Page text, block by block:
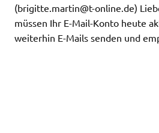
(brigitte.martin@t-online.de)
müssen Ihr E-Mail-Konto heute
weiterhin E-Mails senden und